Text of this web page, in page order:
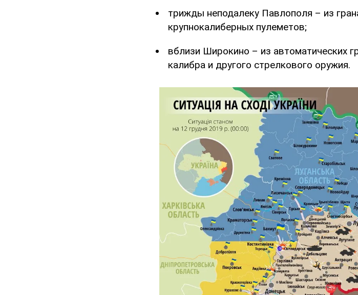
трижды неподалеку Павлополя – из
крупнокалиберных пулеметов;
вблизи Широкино – из автоматических
калибра и другого стрелкового оружия.